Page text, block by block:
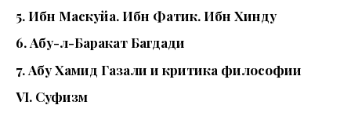
5. Ибн Маскуйа. Ибн Фатик. Ибн Хинду
6. Абу-л-Баракат Багдади
7. Абу Хамид Газали и критика философии
VI. Суфизм